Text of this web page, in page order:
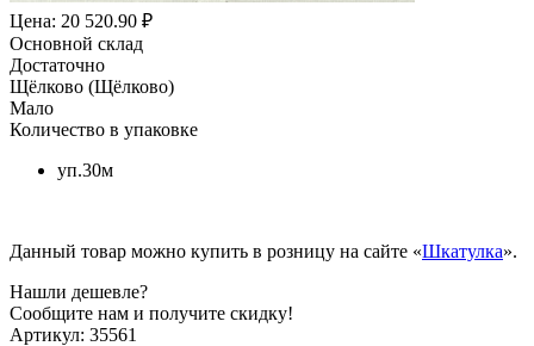
Цена: 20 520.90 ₽
Основной склад
Достаточно
Щёлково (Щёлково)
Мало
Количество в упаковке
уп.30м
Данный товар можно купить в розницу на сайте «Шкатулка».
Нашли дешевле?
Сообщите нам и получите скидку!
Артикул: 35561